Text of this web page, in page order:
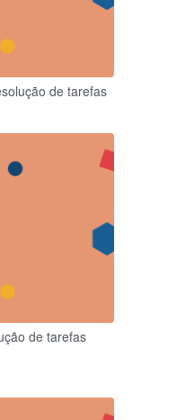
de tarefas
de tarefas